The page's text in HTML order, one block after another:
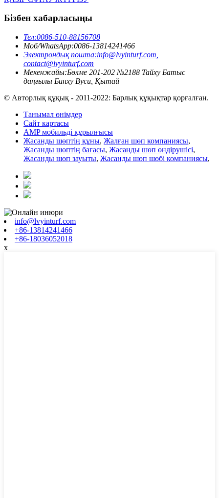
Бізбен хабарласыңы
Тел:0086-510-88156708
Моб/WhatsApp:0086-13814241466
Электрондық пошта:info@lvyinturf.com,
contact@lvyinturf.com
Мекенжайы:Бөлме 201-202 №2188 Тайху Батыс
даңғылы Бинху Вуси, Қытай
© Авторлық құқық - 2011-2022: Барлық құқықтар қорғалған.
Танымал өнімдер
Сайт картасы
AMP мобильді құрылғысы
Жасанды шөптің құны, Жалған шөп компаниясы,
Жасанды шөптің бағасы, Жасанды шөп өндірушісі,
Жасанды шөп зауыты, Жасанды шөп шөбі компаниясы,
info@lvyinturf.com
+86-13814241466
+86-18036052018
x